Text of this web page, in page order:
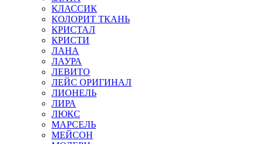
КЛАССИК
КОЛОРИТ ТКАНЬ
КРИСТАЛ
КРИСТИ
ЛАНА
ЛАУРА
ЛЕВИТО
ЛЕЙС ОРИГИНАЛ
ЛИОНЕЛЬ
ЛИРА
ЛЮКС
МАРСЕЛЬ
МЕЙСОН